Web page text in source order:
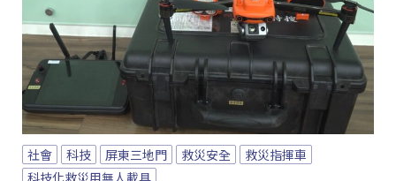
社會 科技 屏東三地門 救災安全
救災指揮車
科技化救災用無人載具